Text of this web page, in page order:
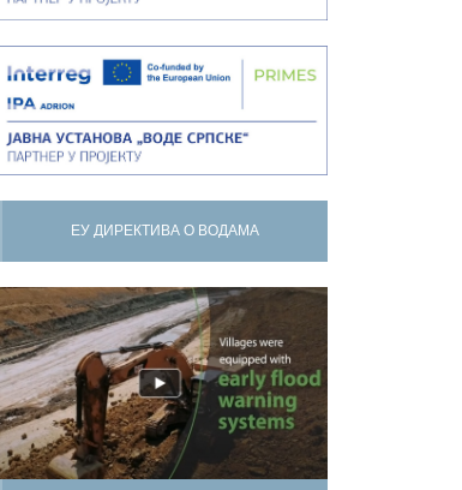
ЕУ ДИРЕКТИВА О ВОДАМА